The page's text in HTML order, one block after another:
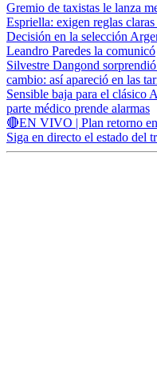
Gremio de taxistas le lanza
Espriella: exigen reglas claras
Decisión en la selección
Leandro Paredes la comunicó
Silvestre Dangond
cambio: así apareció en las
Sensible baja para el clásico
parte médico prende alarmas
🔴EN VIVO | Plan retorno
Siga en directo el estado del